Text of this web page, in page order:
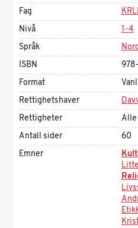
Fag
Nivå
1-4
Språk
ISBN
Format
Rettighetshaver
Rettigheter
Antall sider
60
Emner